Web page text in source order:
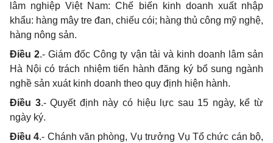
lâm nghiệp Việt Nam: Chế biến kinh doanh xuất nhập
khẩu: hàng mây tre đan, chiếu cói; hàng thủ công mỹ nghệ,
hàng nông sản.
Điều 2.- Giám đốc Công ty vận tải và kinh doanh lâm sản
Hà Nội có trách nhiệm tiến hành đăng ký bổ sung ngành
nghề sản xuát kinh doanh theo quy định hiện hành.
Điều 3.- Quyết định này có hiệu lực sau 15 ngày, kể từ
ngày ký.
Điều 4.- Chánh văn phòng, Vụ trưởng Vụ Tổ chức cán bộ,